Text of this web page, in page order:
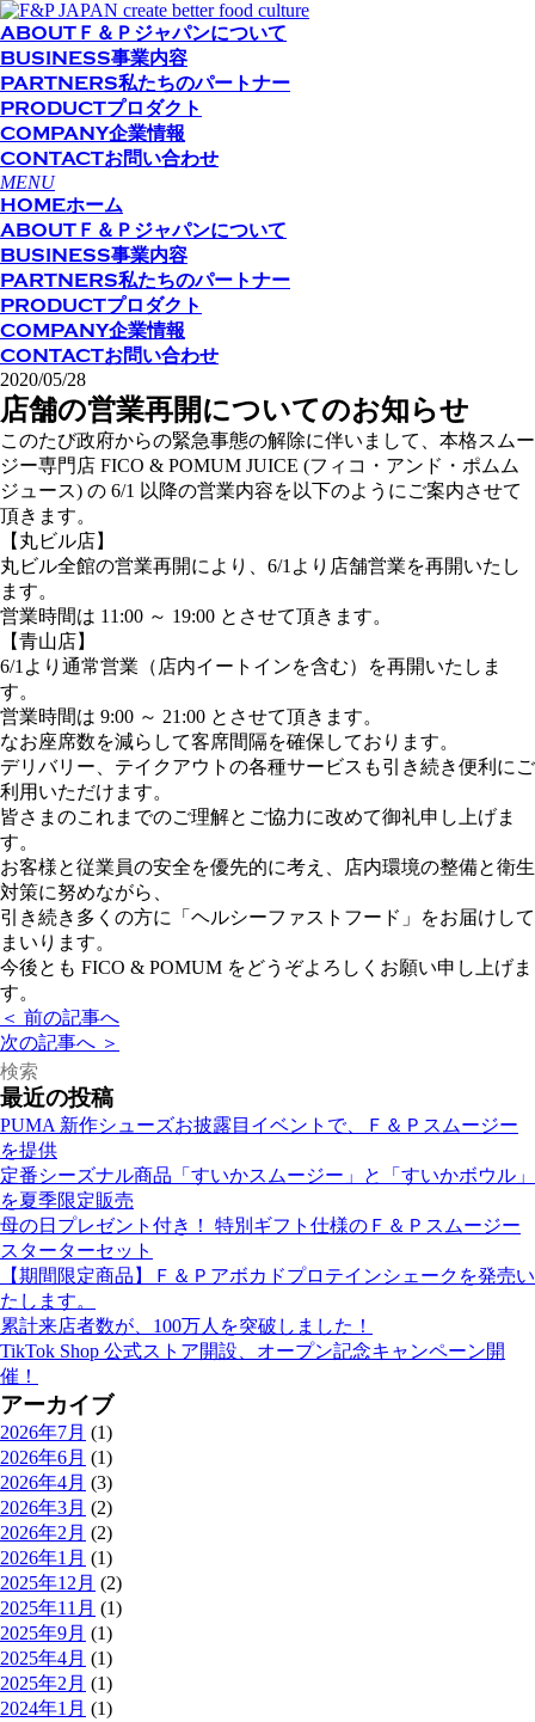
ABOUT Ｆ＆Ｐジャパンについて
BUSINESS事業内容
PARTNERS私たちのパートナー
PRODUCTプロダクト
COMPANY企業情報
CONTACTお問い合わせ
MENU
HOMEホーム
ABOUT Ｆ＆Ｐジャパンについて
BUSINESS事業内容
PARTNERS私たちのパートナー
PRODUCTプロダクト
COMPANY企業情報
CONTACTお問い合わせ
2020/05/28
店舗の営業再開についてのお知らせ
このたび政府からの緊急事態の解除に伴いまして、本格スムー
ジー専門店 FICO & POMUM JUICE (フィコ・アンド・ポムム
ジュース) の 6/1 以降の営業内容を以下のようにご案内させて
頂きます。
【丸ビル店】
丸ビル全館の営業再開により、6/1より店舗営業を再開いたし
ます。
営業時間は 11:00 ～ 19:00 とさせて頂きます。
【青山店】
6/1より通常営業（店内イートインを含む）を再開いたしま
す。
営業時間は 9:00 ～ 21:00 とさせて頂きます。
なお座席数を減らして客席間隔を確保しております。
デリバリー、テイクアウトの各種サービスも引き続き便利にご
利用いただけます。
皆さまのこれまでのご理解とご協力に改めて御礼申し上げま
す。
お客様と従業員の安全を優先的に考え、店内環境の整備と衛生
対策に努めながら、
引き続き多くの方に「ヘルシーファストフード」をお届けして
まいります。
今後とも FICO & POMUM をどうぞよろしくお願い申し上げま
す。
＜ 前の記事へ
次の記事へ ＞
最近の投稿
PUMA 新作シューズお披露目イベントで、Ｆ＆Ｐスムージー
を提供
定番シーズナル商品「すいかスムージー」と「すいかボウル」
を夏季限定販売
母の日プレゼント付き！ 特別ギフト仕様のＦ＆Ｐスムージー
スターターセット
【期間限定商品】Ｆ＆Ｐアボカドプロテインシェークを発売い
たします。
累計来店者数が、100万人を突破しました！
TikTok Shop 公式ストア開設、オープン記念キャンペーン開
催！
アーカイブ
2026年7月 (1)
2026年6月 (1)
2026年4月 (3)
2026年3月 (2)
2026年2月 (2)
2026年1月 (1)
2025年12月 (2)
2025年11月 (1)
2025年9月 (1)
2025年4月 (1)
2025年2月 (1)
2024年1月 (1)